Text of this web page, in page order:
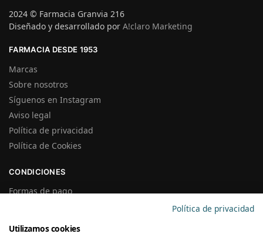
2024 © Farmacia Granvia 216
Diseñado y desarrollado por A!claro Marketing
FARMACIA DESDE 1953
Marcas
Sobre nosotros
Síguenos en Instagram
Aviso legal
Política de privacidad
Política de Cookies
CONDICIONES
Formas de pago
Política de privacidad
Utilizamos cookies